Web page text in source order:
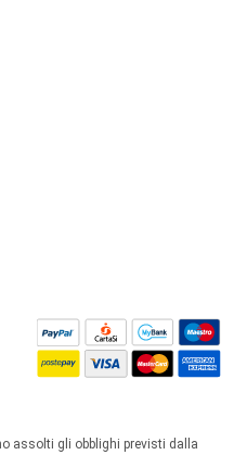
assolti gli obblighi previsti dalla